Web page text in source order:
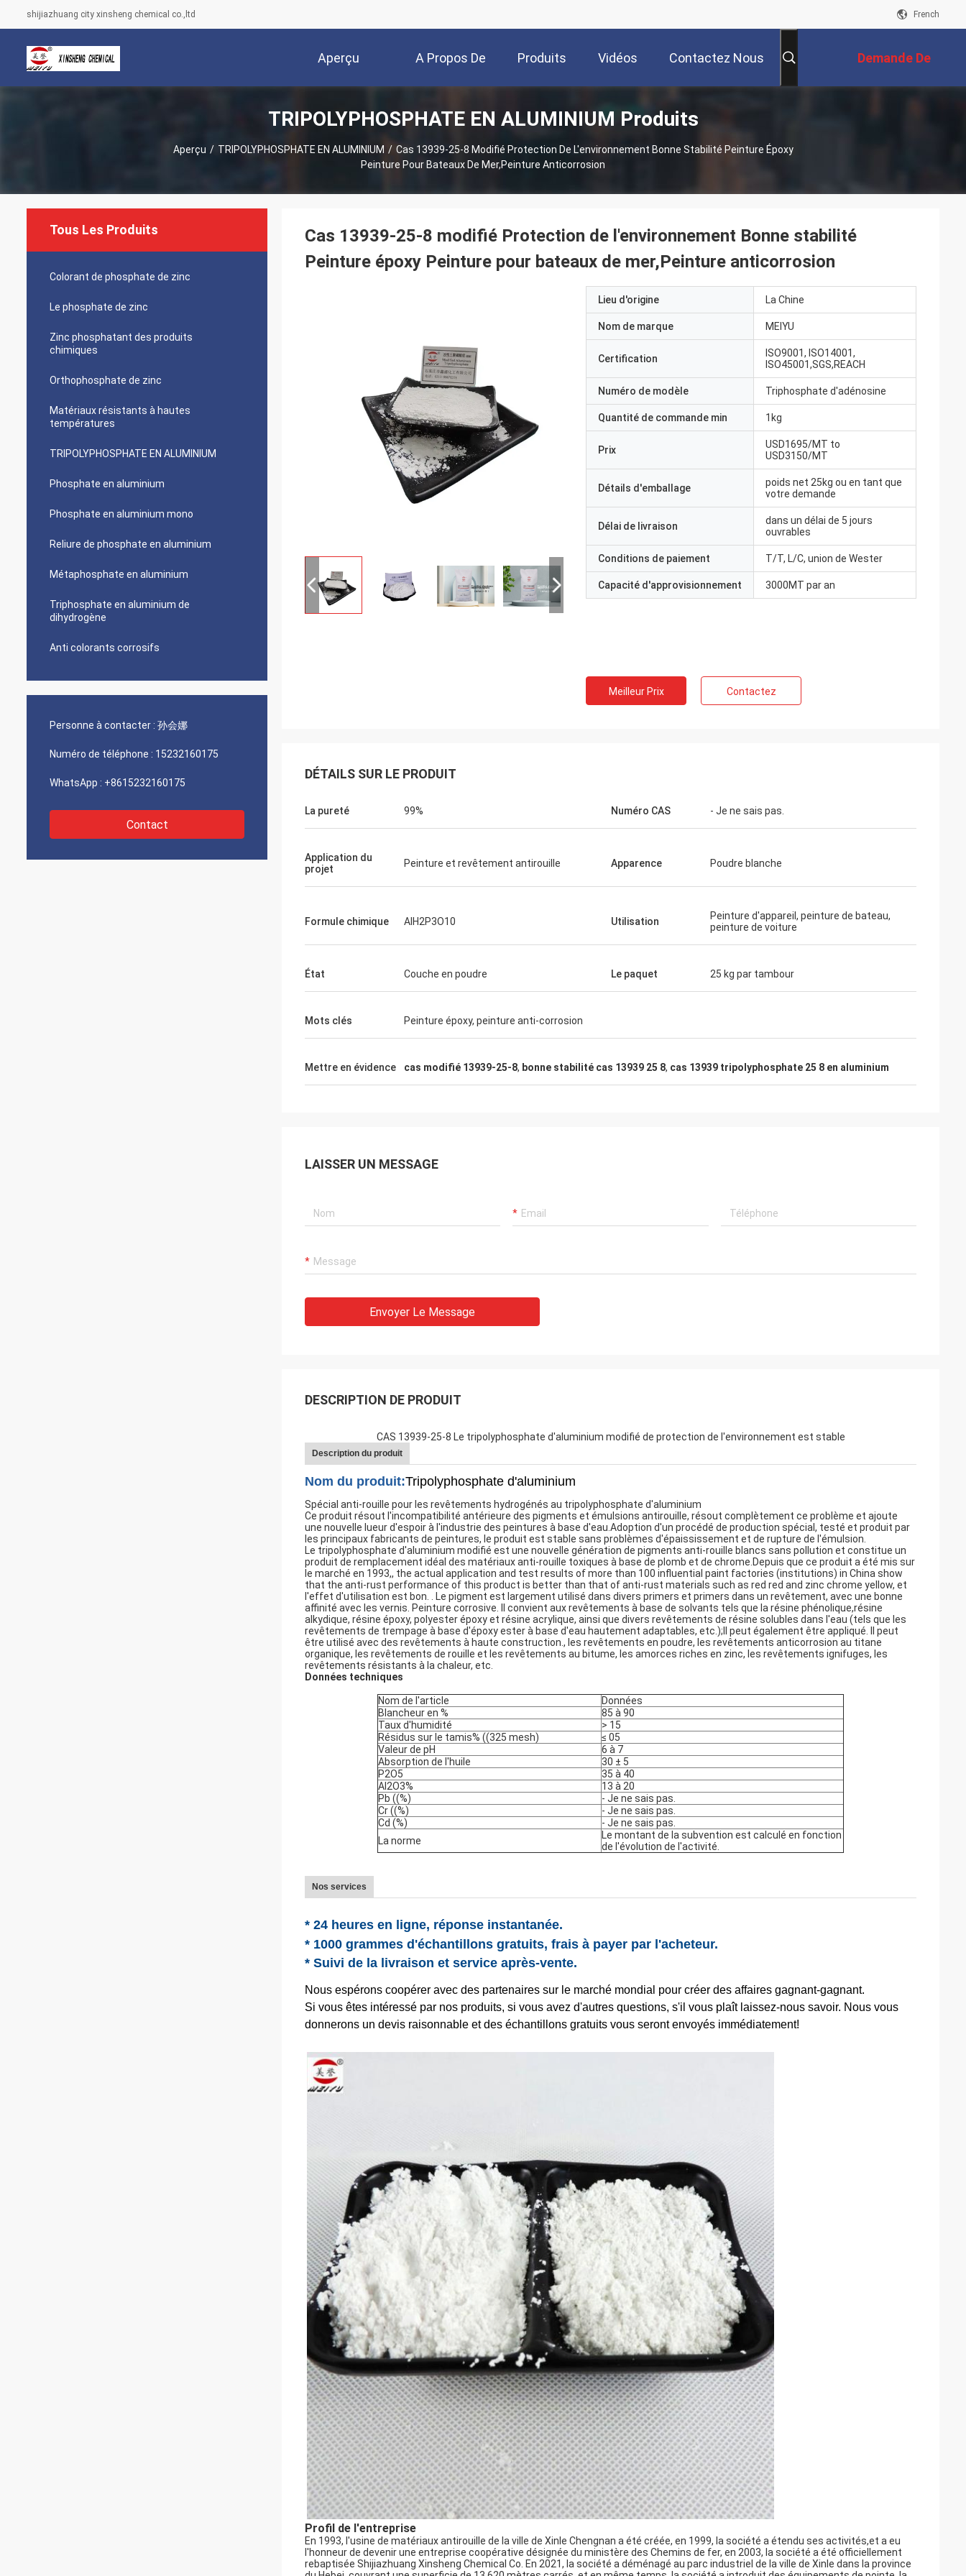
shijiazhuang city xinsheng chemical co.,ltd French
Aperçu A Propos De
Nous
Produits Vidéos Contactez Nous Demande De
Soumission
TRIPOLYPHOSPHATE EN ALUMINIUM Produits
Aperçu / TRIPOLYPHOSPHATE EN ALUMINIUM / Cas 13939-25-8 Modifié Protection De L'environnement Bonne Stabilité Peinture Époxy
Peinture Pour Bateaux De Mer,Peinture Anticorrosion
Tous Les Produits
Colorant de phosphate de zinc
Le phosphate de zinc
Zinc phosphatant des produits
chimiques
Orthophosphate de zinc
Matériaux résistants à hautes
températures
TRIPOLYPHOSPHATE EN ALUMINIUM
Phosphate en aluminium
Phosphate en aluminium mono
Reliure de phosphate en aluminium
Métaphosphate en aluminium
Triphosphate en aluminium de
dihydrogène
Anti colorants corrosifs
Personne à contacter : 孙会娜
Numéro de téléphone : 15232160175
WhatsApp : +8615232160175
Contact
Cas 13939-25-8 modifié Protection de l'environnement Bonne stabilité
Peinture époxy Peinture pour bateaux de mer,Peinture anticorrosion
Lieu d'origine La Chine
Nom de marque MEIYU
Certification
ISO9001, ISO14001,
ISO45001,SGS,REACH
Numéro de modèle Triphosphate d'adénosine
Quantité de commande min 1kg
Prix
USD1695/MT to
USD3150/MT
Détails d'emballage
poids net 25kg ou en tant que
votre demande
Délai de livraison
dans un délai de 5 jours
ouvrables
Conditions de paiement T/T, L/C, union de Wester
Capacité d'approvisionnement 3000MT par an
Meilleur Prix Contactez
DÉTAILS SUR LE PRODUIT
La pureté 99% Numéro CAS - Je ne sais pas.
Application du
projet
Peinture et revêtement antirouille Apparence Poudre blanche
Formule chimique AlH2P3O10 Utilisation
Peinture d'appareil, peinture de bateau,
peinture de voiture
État Couche en poudre Le paquet 25 kg par tambour
Mots clés Peinture époxy, peinture anti-corrosion
Mettre en évidence cas modifié 13939-25-8, bonne stabilité cas 13939 25 8, cas 13939 tripolyphosphate 25 8 en aluminium
LAISSER UN MESSAGE
Envoyer Le Message
DESCRIPTION DE PRODUIT
CAS 13939-25-8 Le tripolyphosphate d'aluminium modifié de protection de l'environnement est stable
Description du produit
Nom du produit:Tripolyphosphate d'aluminium
Spécial anti-rouille pour les revêtements hydrogénés au tripolyphosphate d'aluminium
Ce produit résout l'incompatibilité antérieure des pigments et émulsions antirouille, résout complètement ce problème et ajoute
une nouvelle lueur d'espoir à l'industrie des peintures à base d'eau.Adoption d'un procédé de production spécial, testé et produit par
les principaux fabricants de peintures, le produit est stable sans problèmes d'épaississement et de rupture de l'émulsion.
Le tripolyphosphate d'aluminium modifié est une nouvelle génération de pigments anti-rouille blancs sans pollution et constitue un
produit de remplacement idéal des matériaux anti-rouille toxiques à base de plomb et de chrome.Depuis que ce produit a été mis sur
le marché en 1993,, the actual application and test results of more than 100 influential paint factories (institutions) in China show
that the anti-rust performance of this product is better than that of anti-rust materials such as red red and zinc chrome yellow, et
l'effet d'utilisation est bon. . Le pigment est largement utilisé dans divers primers et primers dans un revêtement, avec une bonne
affinité avec les vernis. Peinture corrosive. Il convient aux revêtements à base de solvants tels que la résine phénolique,résine
alkydique, résine époxy, polyester époxy et résine acrylique, ainsi que divers revêtements de résine solubles dans l'eau (tels que les
revêtements de trempage à base d'époxy ester à base d'eau hautement adaptables, etc.);Il peut également être appliqué. Il peut
être utilisé avec des revêtements à haute construction., les revêtements en poudre, les revêtements anticorrosion au titane
organique, les revêtements de rouille et les revêtements au bitume, les amorces riches en zinc, les revêtements ignifuges, les
revêtements résistants à la chaleur, etc.
Données techniques
Nom de l'article
Données
Blancheur en %
85 à 90
Taux d'humidité
> 15
Résidus sur le tamis% ((325 mesh)
≤ 05
Valeur de pH
6 à 7
Absorption de l'huile
30 ± 5
P2O5
35 à 40
Al2O3%
13 à 20
Pb ((%)
- Je ne sais pas.
Cr ((%)
- Je ne sais pas.
Cd (%)
- Je ne sais pas.
La norme
Le montant de la subvention est calculé en fonction
de l'évolution de l'activité.
Nos services
* 24 heures en ligne, réponse instantanée.
* 1000 grammes d'échantillons gratuits, frais à payer par l'acheteur.
* Suivi de la livraison et service après-vente.
Nous espérons coopérer avec des partenaires sur le marché mondial pour créer des affaires gagnant-gagnant.
Si vous êtes intéressé par nos produits, si vous avez d'autres questions, s'il vous plaît laissez-nous savoir. Nous vous
donnerons un devis raisonnable et des échantillons gratuits vous seront envoyés immédiatement!
Profil de l'entreprise
En 1993, l'usine de matériaux antirouille de la ville de Xinle Chengnan a été créée, en 1999, la société a étendu ses activités,et a eu
l'honneur de devenir une entreprise coopérative désignée du ministère des Chemins de fer, en 2003, la société a été officiellement
rebaptisée Shijiazhuang Xinsheng Chemical Co. En 2021, la société a déménagé au parc industriel de la ville de Xinle dans la province